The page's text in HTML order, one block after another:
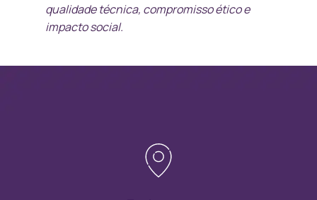
qualidade técnica, compromisso ético e
impacto social.